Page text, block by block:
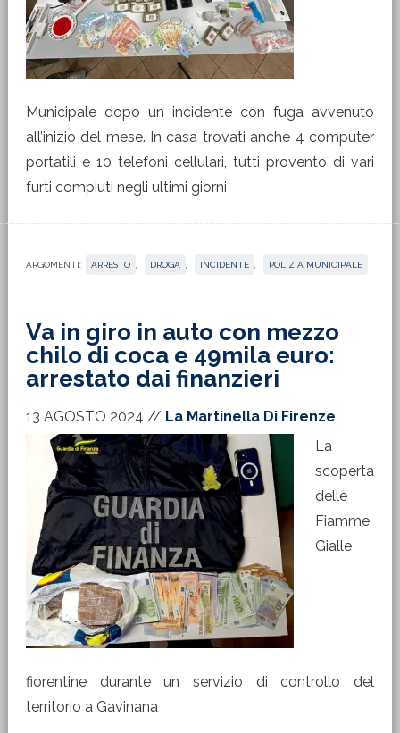
Municipale dopo un incidente con fuga avvenuto
all’inizio del mese. In casa trovati anche 4 computer
portatili e 10 telefoni cellulari, tutti provento di vari
furti compiuti negli ultimi giorni
ARGOMENTI: ARRESTO DROGA INCIDENTE POLIZIA MUNICIPALE
Va in giro in auto con mezzo
chilo di coca e 49mila euro:
arrestato dai finanzieri
13 AGOSTO 2024 // La Martinella Di Firenze
La
scoperta
delle
Fiamme
Gialle
fiorentine durante un servizio di controllo del
territorio a Gavinana